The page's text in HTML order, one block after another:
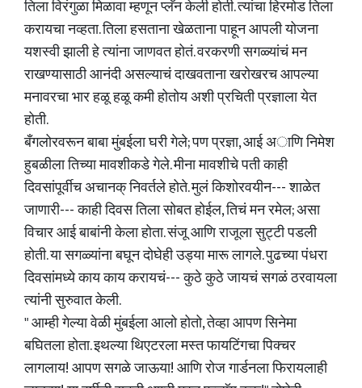
तिला विरंगुळा मिळावा म्हणून प्लॅन केली होती. त्यांचा हिरमोड तिला
करायचा नव्हता. तिला हसताना खेळताना पाहून आपली योजना
यशस्वी झाली हे त्यांना जाणवत होतं. वरकरणी सगळ्यांचं मन
राखण्यासाठी आनंदी असल्याचं दाखवताना खरोखरच आपल्या
मनावरचा भार हळू हळू कमी होतोय अशी प्रचिती प्रज्ञाला येत
होती.
बँगलोरवरून बाबा मुंबईला घरी गेले; पण प्र‌ज्ञा, आई अाणि निमेश
हुबळीला तिच्या मावशीकडे गेले. मीना मावशीचे पती काही
दिवसांपूर्वीच अचानक् निवर्तले होते. मुलं किशोरवयीन--- शाळेत
जाणारी--- काही दिवस तिला सोबत होईल, तिचं मन रमेल; असा
विचार आई बाबांनी केला होता. संजू आणि राजूला सुट्टी पडली
होती. या सगळ्यांना बघून दोघेही उड्या मारू लागले. पुढच्या पंधरा
दिवसांमध्ये काय काय करायचं--- कुठे कुठे जायचं सगळं ठरवायला
त्यांनी सुरुवात केली.
" आम्ही गेल्या वेळी मुंबईला आलो होतो, तेव्हा आपण सिनेमा
बघितला होता. इथल्या थिएटरला मस्त फायटिंगचा पिक्चर
लागलाय! आपण सगळे जाऊया! आणि रोज गार्डनला फिरायलाही